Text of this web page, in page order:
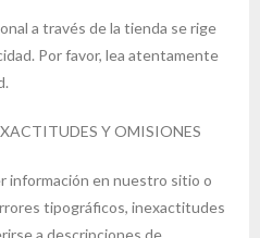
a través de la tienda se rige
Por favor, lea atentamente
Y OMISIONES
información en nuestro sitio o
tipográficos, inexactitudes
a descripciones de